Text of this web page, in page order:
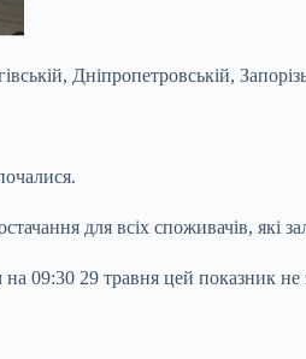
Дніпропетровській,
для всіх споживачів, які
09:30 29 травня цей показник не